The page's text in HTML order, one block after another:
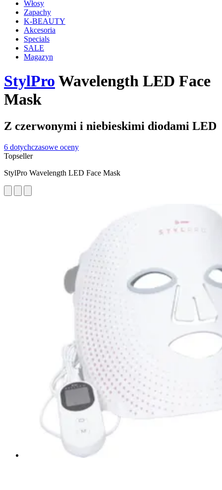
Włosy
Zapachy
K-BEAUTY
Akcesoria
Specials
SALE
Magazyn
StylPro Wavelength LED Face
Mask
Z czerwonymi i niebieskimi diodami LED
6 dotychczasowe oceny
Topseller
StylPro Wavelength LED Face Mask